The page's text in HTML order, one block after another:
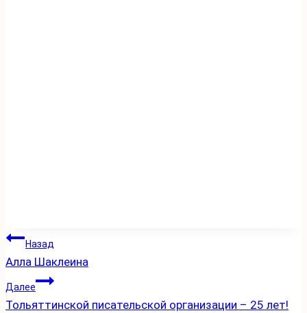
Навигация
по
записям
Назад
Алла Шаклеина
Далее
Тольяттинской писательской организации – 25 лет!